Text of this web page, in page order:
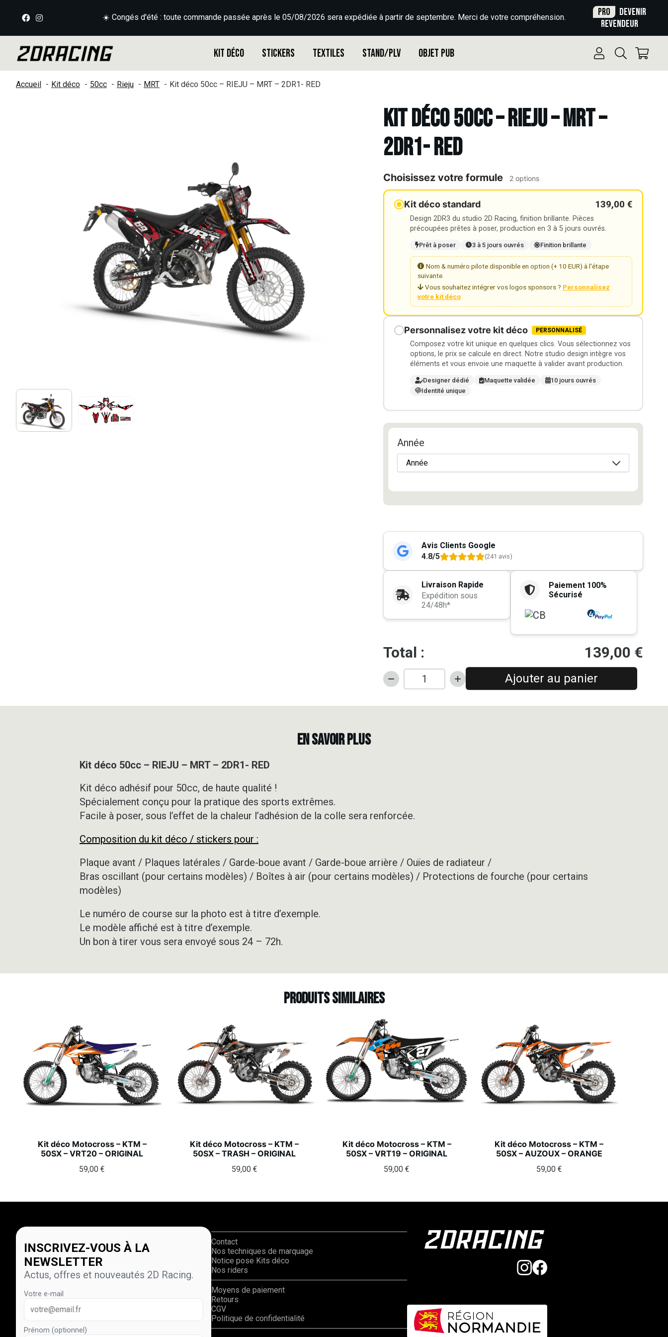
☀️ Congés d'été : toute commande passée après le 05/08/2026 sera expédiée à partir de septembre. Merci de votre compréhension. Pro
Devenir
revendeur
Kit déco Stickers Textiles Stand/PLV Objet Pub
Accueil Kit déco 50cc Rieju MRT Kit déco 50cc – RIEJU – MRT – 2DR1- RED
Kit déco 50cc – RIEJU – MRT –
2DR1- RED
Choisissez votre formule 2 options
Kit déco standard 139,00 €
Design 2DR3 du studio 2D Racing, finition brillante. Pièces
précoupées prêtes à poser, production en 3 à 5 jours ouvrés.
Prêt à poser 3 à 5 jours ouvrés Finition brillante
Nom & numéro pilote disponible en option (+ 10 EUR) à l'étape
suivante.
Vous souhaitez intégrer vos logos sponsors ? Personnalisez
votre kit déco
Personnalisez votre kit déco PERSONNALISÉ
Composez votre kit unique en quelques clics. Vous sélectionnez vos
options, le prix se calcule en direct. Notre studio design intègre vos
éléments et vous envoie une maquette à valider avant production.
Designer dédié Maquette validée
10 jours ouvrés
Identité unique
Année
Avis Clients Google
4.8/5
(241 avis)
Livraison Rapide
Expédition sous
24/48h*
Paiement 100%
Sécurisé
Total : 139,00 €
quantité
Kit
RED
Ajouter au panier
EN SAVOIR PLUS
Kit déco 50cc – RIEJU – MRT – 2DR1- RED
Kit déco adhésif pour 50cc, de haute qualité !
Spécialement conçu pour la pratique des sports extrêmes.
Facile à poser, sous l’effet de la chaleur l’adhésion de la colle sera renforcée.
Composition du kit déco / stickers pour :
Plaque avant / Plaques latérales / Garde-boue avant / Garde-boue arrière / Ouïes de radiateur /
Bras oscillant (pour certains modèles) / Boîtes à air (pour certains modèles) / Protections de fourche (pour certains
modèles)
Le numéro de course sur la photo est à titre d’exemple.
Le modèle affiché est à titre d’exemple.
Un bon à tirer vous sera envoyé sous 24 – 72h.
Produits similaires
Kit déco Motocross – KTM –
50SX – VRT20 – ORIGINAL
59,00€
Kit déco Motocross – KTM –
50SX – TRASH – ORIGINAL
59,00 €
Kit déco Motocross – KTM –
50SX – VRT19 – ORIGINAL
59,00€
Kit déco Motocross – KTM –
50SX – AUZOUX – ORANGE
59,00 €
INSCRIVEZ-VOUS À LA
NEWSLETTER
Actus, offres et nouveautés 2D Racing.
Votre e-mail
Prénom (optionnel)
Contact
Nos techniques de marquage
Notice pose Kits déco
Nos riders
Moyens de paiement
Retours
CGV
Politique de confidentialité